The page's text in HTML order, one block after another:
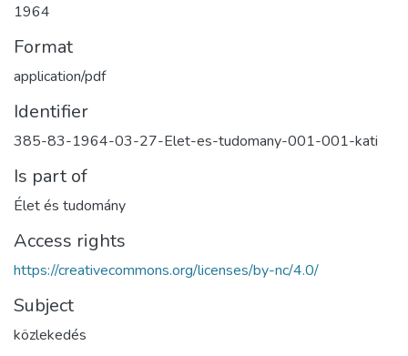
1964
Format
application/pdf
Identifier
385-83-1964-03-27-Elet-es-tudomany-001-001-kati
Is part of
Élet és tudomány
Access rights
https://creativecommons.org/licenses/by-nc/4.0/
Subject
közlekedés